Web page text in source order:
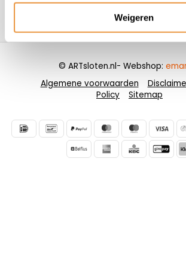
Weigeren
Contactgegevens
Algemene voorwaarden
Policy
Sitemap
© ARTsloten.nl- Webshop: